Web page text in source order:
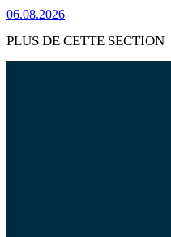
06.08.2026
PLUS DE CETTE SECTION